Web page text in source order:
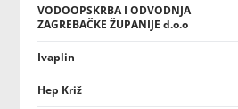
VODOOPSKRBA I ODVODNJA
ZAGREBAČKE ŽUPANIJE d.o.o
Ivaplin
Hep Križ